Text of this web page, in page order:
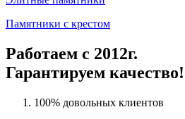
Памятники с крестом
Работаем с 2012г.
Гарантируем качество!
100% довольных клиентов